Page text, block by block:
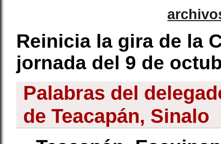
Reinicia la gira de la
jornada del 9 de
Palabras del
de Teacapán, Sinalo